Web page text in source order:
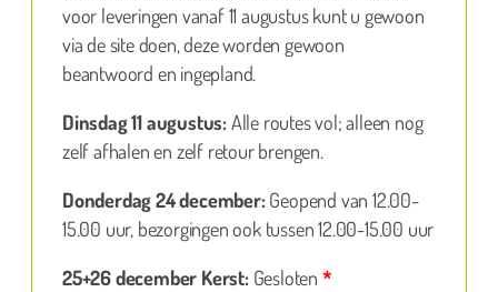
voor leveringen vanaf 11 augustus kunt u gewoon
via de site doen, deze worden gewoon
beantwoord en ingepland.
Dinsdag 11 augustus:Alle routes vol; alleen nog
zelf afhalen en zelf retour brengen.
Donderdag 24 december:Geopend van 12.00-
15.00 uur, bezorgingen ook tussen 12.00-15.00 uur
25+26 december Kerst:Gesloten *